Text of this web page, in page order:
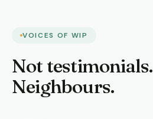
VOICES OF WIP
Not testimonials.
Neighbours.